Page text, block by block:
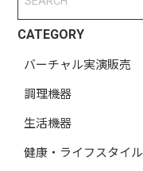
CATEGORY
バーチャル実演販売
調理機器
生活機器
健康・ライフスタイル